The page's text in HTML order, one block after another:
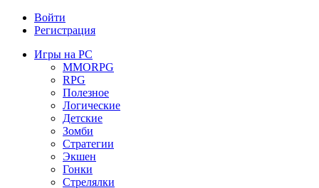
Войти
Регистрация
Игры на PC
MMORPG
RPG
Полезное
Логические
Детские
Зомби
Стратегии
Экшен
Гонки
Стрелялки